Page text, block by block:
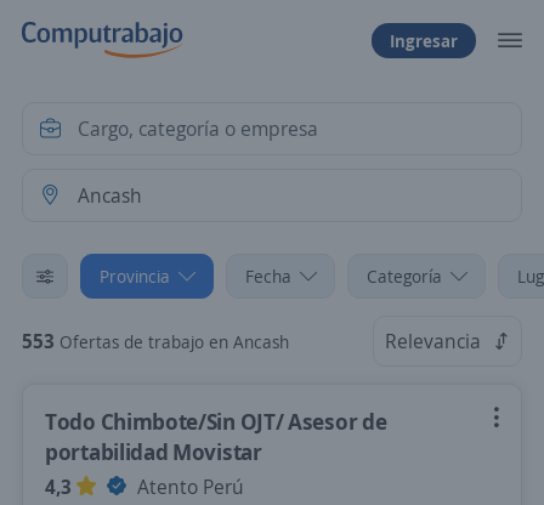
Ingresar
Provincia Fecha Categoría
553 Ofertas de trabajo en Ancash Relevancia
Todo Chimbote/Sin OJT/ Asesor de
portabilidad Movistar
4,3
Atento Perú